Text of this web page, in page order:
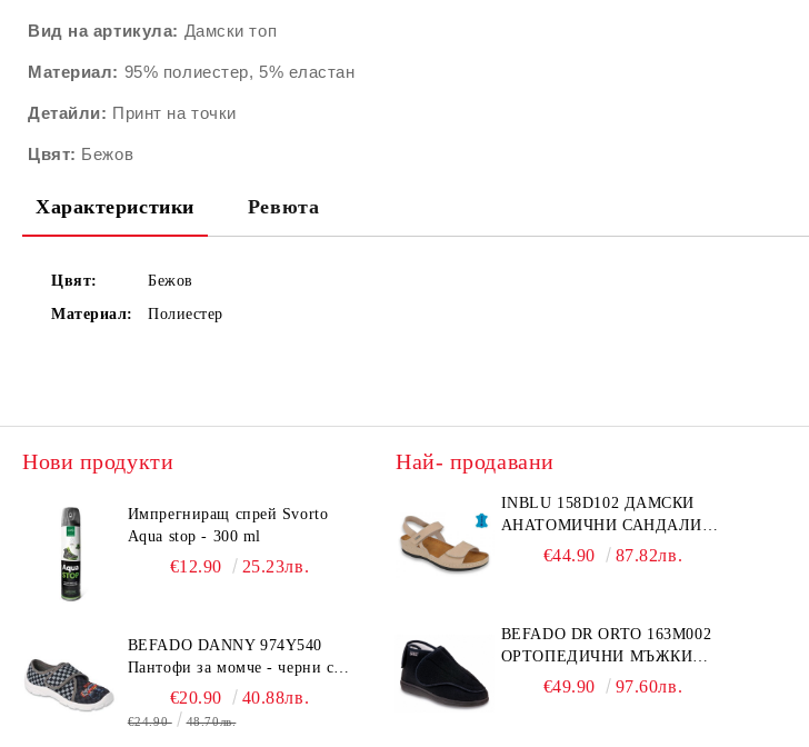
Вид на артикула: Дамски топ
Материал: 95% полиестер, 5% еластан
Детайли: Принт на точки
Цвят: Бежов
Характеристики Ревюта
Цвят:
Бежов
Материал:
Полиестер
Нови продукти
Импрегниращ спрей Svorto
Aqua stop - 300 ml
€12.90 25.23лв.
BEFADO DANNY 974Y540
Пантофи за момче - черни с
€20.90 40.88лв.
€24.90 48.70лв.
Най- продавани
INBLU 158D102 ДАМСКИ
АНАТОМИЧНИ САНДАЛИ
ОТ ЕСТЕСТВЕНА КОЖА,
€44.90 87.82лв.
BEFADO DR ORTO 163M002
ОРТОПЕДИЧНИ МЪЖКИ
ОБУВКИ ЗА ГИПСИРАН ИЛИ
€49.90 97.60лв.